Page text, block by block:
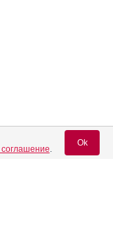
соглашение.
Ok